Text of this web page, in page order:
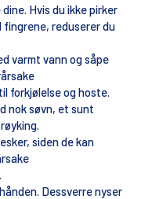
Hvis du ikke pirker
fingrene, reduserer du
varmt vann og såpe
forkjølelse og hoste.
nok søvn, et sunt
siden de kan
Dessverre nyser